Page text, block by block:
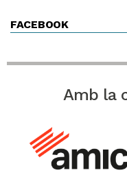
FACEBOOK
Amb la